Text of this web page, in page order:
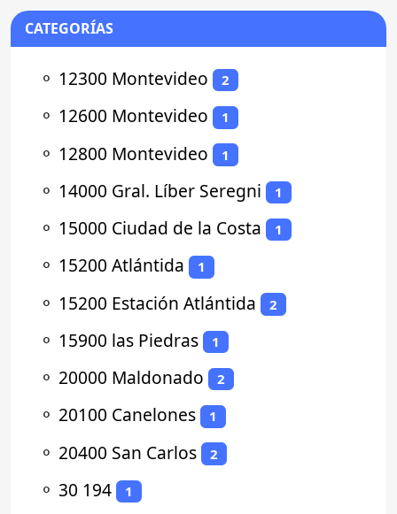
CATEGORÍAS
⚬ 12300 Montevideo 2
⚬ 12600 Montevideo 1
⚬ 12800 Montevideo 1
⚬ 14000 Gral. Líber Seregni 1
⚬ 15000 Ciudad de la Costa 1
⚬ 15200 Atlántida 1
⚬ 15200 Estación Atlántida 2
⚬ 15900 las Piedras 1
⚬ 20000 Maldonado 2
⚬ 20100 Canelones 1
⚬ 20400 San Carlos 2
⚬ 30 194 1